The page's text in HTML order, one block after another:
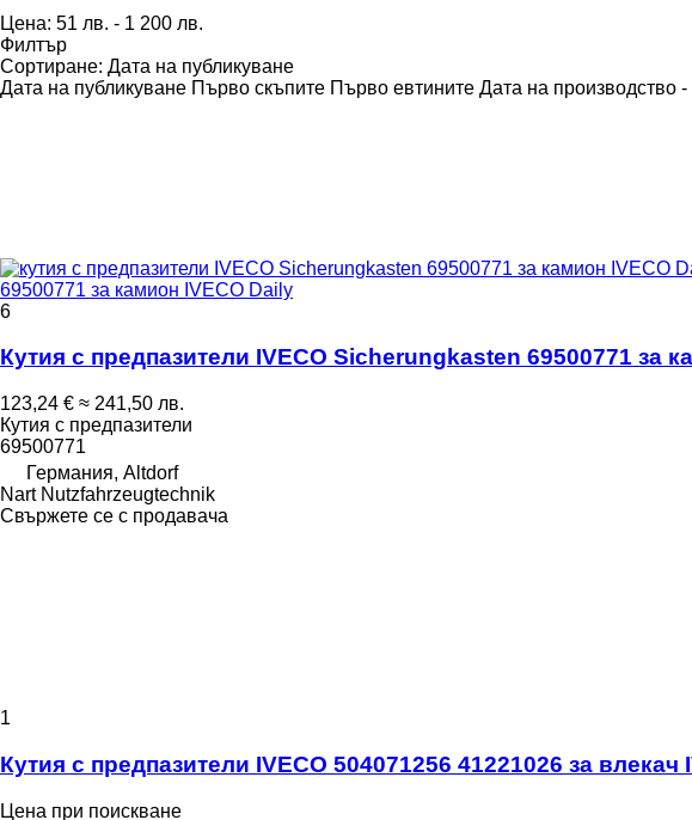
Цена: 51 лв. - 1 200 лв.
Филтър
Сортиране: Дата на публикуване
Дата на публикуване Първо скъпите Първо евтините Дата на производство
69500771 за камион IVECO Daily
6
Кутия с предпазители IVECO Sicherungkasten 69500771 за
123,24 € ≈ 241,50 лв.
Кутия с предпазители
69500771
Германия, Altdorf
Nart Nutzfahrzeugtechnik
Свържете се с продавача
1
Кутия с предпазители IVECO 504071256 41221026 за влекач
Цена при поискване